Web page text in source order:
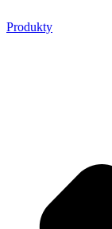
Produkty